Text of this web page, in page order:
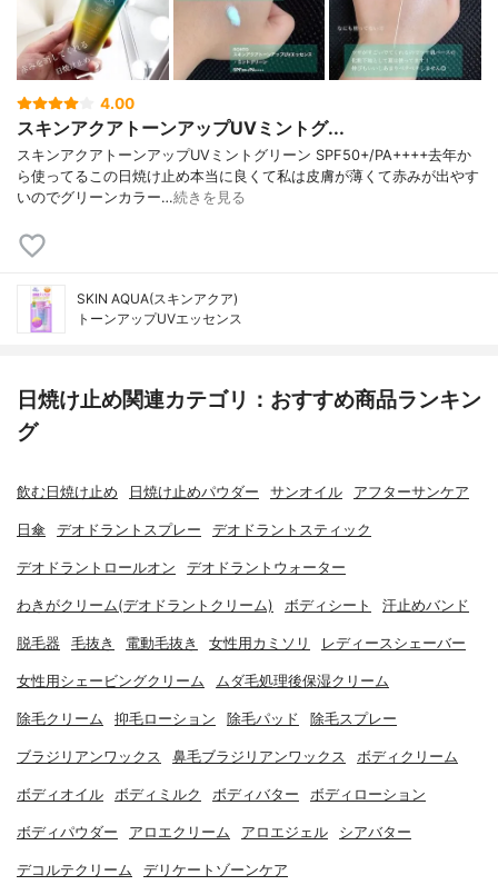
4.00
スキンアクアトーンアップUVミントグ...
スキンアクアトーンアップUVミントグリーン SPF50+/PA++++去年か
ら使ってるこの日焼け止め本当に良くて私は皮膚が薄くて赤みが出やす
いのでグリーンカラー…続きを見る
SKIN AQUA(スキンアクア)
トーンアップUVエッセンス
日焼け止め関連カテゴリ：おすすめ商品ランキン
グ
飲む日焼け止め 日焼け止めパウダー サンオイル アフターサンケア
日傘 デオドラントスプレー デオドラントスティック
デオドラントロールオン デオドラントウォーター
わきがクリーム(デオドラントクリーム) ボディシート 汗止めバンド
脱毛器 毛抜き 電動毛抜き 女性用カミソリ レディースシェーバー
女性用シェービングクリーム ムダ毛処理後保湿クリーム
除毛クリーム 抑毛ローション 除毛パッド 除毛スプレー
ブラジリアンワックス 鼻毛ブラジリアンワックス ボディクリーム
ボディオイル ボディミルク ボディバター ボディローション
ボディパウダー アロエクリーム アロエジェル シアバター
デコルテクリーム デリケートゾーンケア